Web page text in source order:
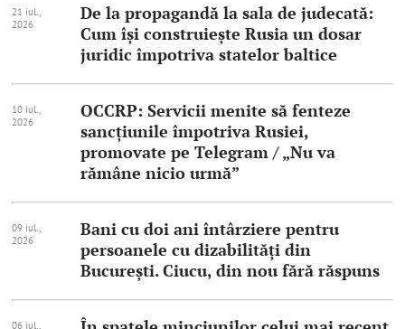
21 iul.,
2026
De la propagandă la sala de judecată:
Cum își construiește Rusia un dosar
juridic împotriva statelor baltice
10 iul.,
2026
OCCRP: Servicii menite să fenteze
sancțiunile împotriva Rusiei,
promovate pe Telegram / „Nu va
rămâne nicio urmă”
09 iul.,
2026
Bani cu doi ani întârziere pentru
persoanele cu dizabilități din
București. Ciucu, din nou fără răspuns
06 iul.,